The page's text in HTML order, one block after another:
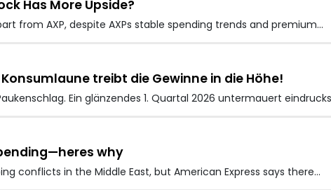
Has More Upside?
from AXP, despite AXPs stable spending trends and premium…
treibt die Gewinne in die Höhe!
Ein glänzendes 1. Quartal 2026 untermauert
why
conflicts in the Middle East, but American Express says there…